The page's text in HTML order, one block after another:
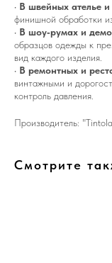
• В швейных ателье и
финишной обработки
• В шоу‑румах и
образцов одежды к
вид каждого изделия.
• В ремонтных и
винтажными и
контроль давления.
Производитель:
Смотрите